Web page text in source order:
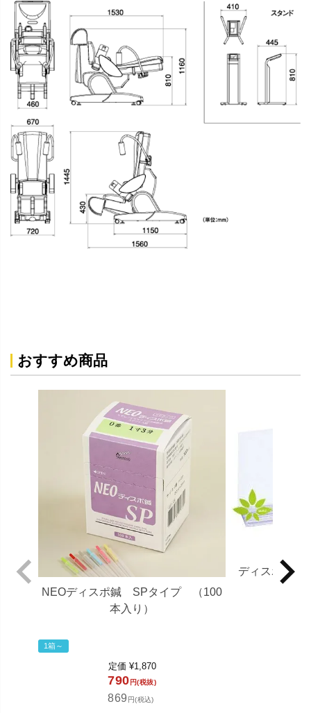
おすすめ商品
NEOディスポ鍼 SPタイプ （100
本入り）
1箱～
定価 ¥1,870
790 円(税抜)
869 円(税込)
ディスポペー